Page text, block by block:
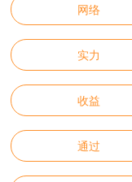
网络
实力
收益
通过